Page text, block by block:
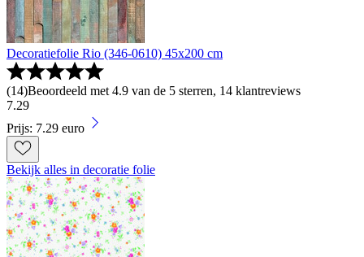
Decoratiefolie Rio (346-0610) 45x200 cm
(14)Beoordeeld met 4.9 van de 5 sterren, 14 klantreviews
7.29
Prijs: 7.29 euro
Bekijk alles in decoratie folie